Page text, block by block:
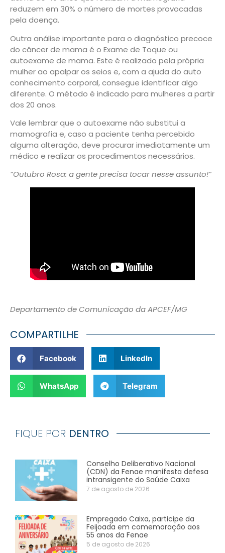
reduzem em 30% o número de mortes provocadas
pela doença.
Outra análise importante para o diagnóstico precoce
do câncer de mama é o Exame de Toque ou
autoexame de mama. Este é realizado pela própria
mulher ao apalpar os seios e, com a ajuda do auto
conhecimento corporal, consegue identificar algo
diferente. O método é indicado para mulheres a partir
dos 20 anos.
Vale lembrar que o autoexame não substitui a
mamografia e, caso a paciente tenha percebido
alguma alteração, deve procurar imediatamente um
médico e realizar os procedimentos necessários.
“Outubro Rosa: a gente precisa tocar nesse assunto!”
Departamento de Comunicação da APCEF/MG
COMPARTILHE
Facebook LinkedIn
WhatsApp Telegram
FIQUE POR DENTRO
Conselho Deliberativo Nacional
(CDN) da Fenae manifesta defesa
intransigente do Saúde Caixa
7 de agosto de 2026
Empregado Caixa, participe da
Feijoada em comemoração aos
55 anos da Fenae
5 de agosto de 2026